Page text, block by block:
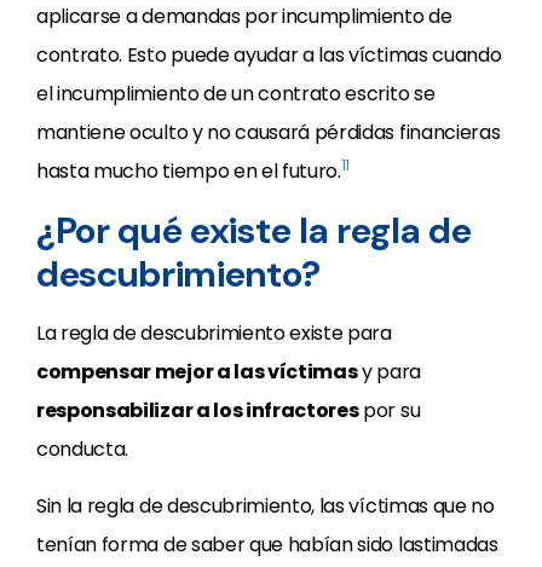
aplicarse a demandas por incumplimiento de
contrato. Esto puede ayudar a las víctimas cuando
el incumplimiento de un contrato escrito se
mantiene oculto y no causará pérdidas financieras
hasta mucho tiempo en el futuro.11
¿Por qué existe la regla de
descubrimiento?
La regla de descubrimiento existe para
compensar mejor a las víctimasy para
responsabilizar a los infractorespor su
conducta.
Sin la regla de descubrimiento, las víctimas que no
tenían forma de saber que habían sido lastimadas